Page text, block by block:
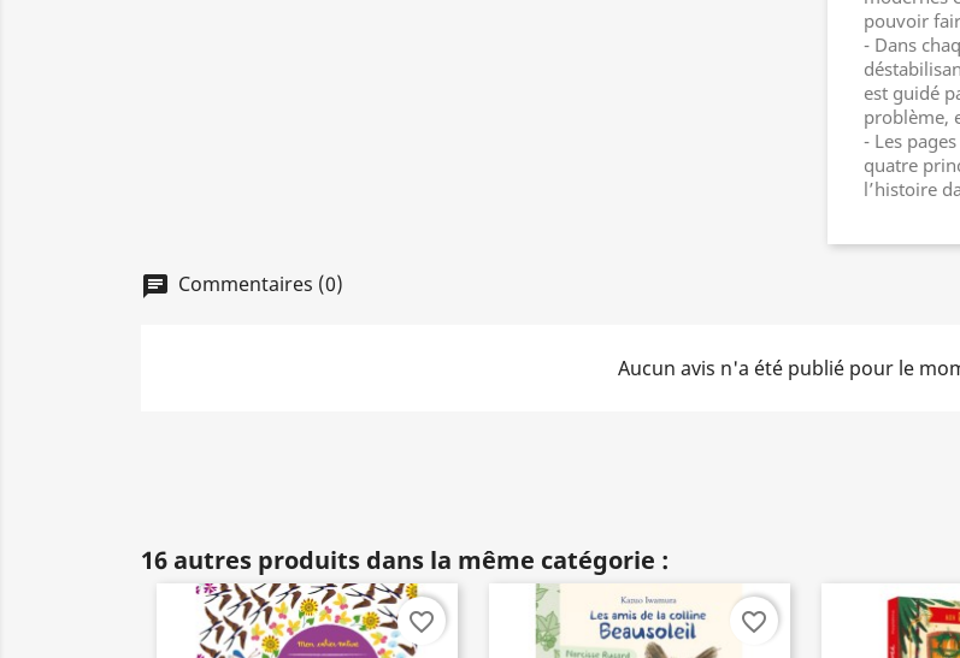
pouvoir
- Dans
est guidé
problème,
- Les
quatre
l’histoire
chat Commentaires (0)
Aucun avis n'a été publié pour le
16 autres produits dans la même catégorie :
favorite_border favorite_border